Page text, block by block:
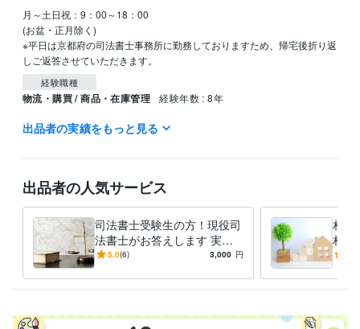
月～土日祝：9：00～18：00
(お盆・正月除く)
※平日は京都府の司法書士事務所に勤務しておりますため、帰宅後折り返
経験職種
物流・購買 / 商品・在庫管理 経験年数 : 8年
職歴
司法書士 取得年 : 2005年
得意分野
ビジネス代行・事務代行 ペット信託相談 ペット信託契約書作成
遺
言書作成
ペット ペット信託 法律相談
相続対策
相続相談
信託相談 遺言書作成 司法書士
鳥取大学中退 1985年3月 ~ 1991年2月
出品者の実績をもっと見る
出品者の人気サービス
司法書士受験生の方！現役司
法書士がお答えします 実務
経験１９年の司法書士が、
5.0(6) 3,000 円
相続
相続
じま